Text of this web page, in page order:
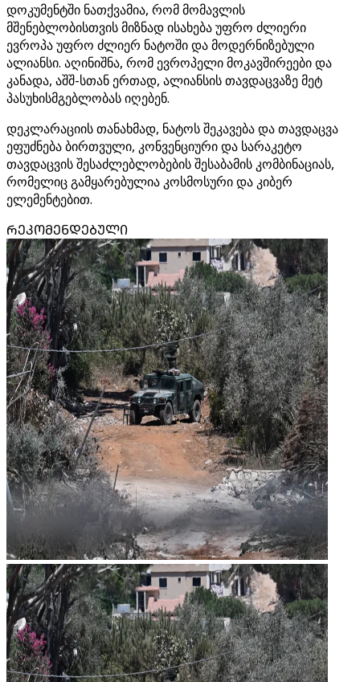
დოკუმენტში ნათქვამია, რომ მომავლის
მშენებლობისთვის მიზნად ისახება უფრო ძლიერი
ევროპა უფრო ძლიერ ნატოში და მოდერნიზებული
ალიანსი. აღინიშნა, რომ ევროპელი მოკავშირეები და
კანადა, აშშ-სთან ერთად, ალიანსის თავდაცვაზე მეტ
პასუხისმგებლობას იღებენ.
დეკლარაციის თანახმად, ნატოს შეკავება და თავდაცვა
ეფუძნება ბირთვული, კონვენციური და სარაკეტო
თავდაცვის შესაძლებლობების შესაბამის კომბინაციას,
რომელიც გამყარებულია კოსმოსური და კიბერ
ელემენტებით.
ᲠᲔᲙᲝᲛᲔᲜᲓᲔᲑᲣᲚᲘ